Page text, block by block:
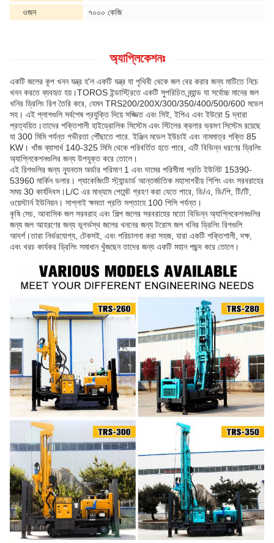
ওজন
৭০০০ কেজি
অ্যাপ্লিকেশনঃ
একটি জলের কূপ খনন যন্ত্র হ'ল একটি যন্ত্র যা পৃথিবী থেকে জল বের করার জন্য মাটিতে নিচে
খনন করতে ব্যবহৃত হয়।TOROS ইন্ডাস্ট্রিতে একটি সুপরিচিত ব্র্যান্ড যা সর্বোচ্চ মানের জল
খনির ড্রিলিং রিগ তৈরি করে, যেমন TRS200/200X/300/350/400/500/600 মডেল
সহ। এই প্লাগগুলি সর্বশেষ প্রযুক্তি দিয়ে সজ্জিত এবং সিই, ইপিএ এবং ইউরো 5 দ্বারা
প্রত্যয়িত।তাদের শক্তিশালী হাইড্রোলিক সিস্টেম এবং স্টিলের ক্রলার ভ্রমণ সিস্টেম রয়েছে
যা 300 মিমি পর্যন্ত গভীরতা পৌঁছাতে পারে. ইঞ্জিন মডেল ইউচাই এবং নামমাত্র শক্তি 85
KW। খাঁজ ব্যাসার্ধ 140-325 মিমি থেকে পরিবর্তিত হতে পারে, এটি বিভিন্ন ধরণের ড্রিলিং
অ্যাপ্লিকেশনগুলির জন্য উপযুক্ত করে তোলে।
এই রিগগুলির জন্য ন্যূনতম অর্ডার পরিমাণ 1 এবং দামের পরিসীমা প্রতি ইউনিট 15390-
53960 মার্কিন ডলার। প্যাকেজিংটি স্ট্যান্ডার্ড আন্তর্জাতিক মহাসাগরীয় শিপিং এবং সরবরাহের
সময় 30 কার্যদিবস।L/C এর মাধ্যমে পেমেন্ট গ্রহণ করা যেতে পারে, ডি/এ, ডি/পি, টি/টি,
ওয়েস্টার্ন ইউনিয়ন। সাপ্লাই ক্ষমতা প্রতি সপ্তাহে 100 পিসি পর্যন্ত।
কৃষি সেচ, আবাসিক জল সরবরাহ এবং শিল্প জলের সরবরাহের মতো বিভিন্ন অ্যাপ্লিকেশনগুলির
জন্য জল আহরণের জন্য ভূগর্ভস্থ জলের খননের জন্য টরোস জল খনির ড্রিলিং রিগগুলি
আদর্শ।তারা নির্ভরযোগ্য, টেকসই, এবং পরিচালনা করা সহজ, যারা একটি শক্তিশালী, দক্ষ,
এবং খরচ কার্যকর ড্রিলিং সমাধান খুঁজছেন তাদের জন্য একটি মহান পছন্দ করে তোলে।